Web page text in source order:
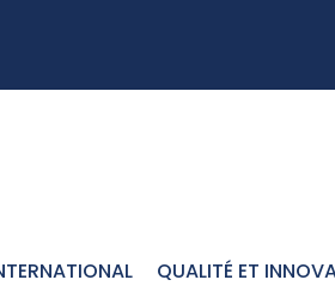
QUALITÉ ET